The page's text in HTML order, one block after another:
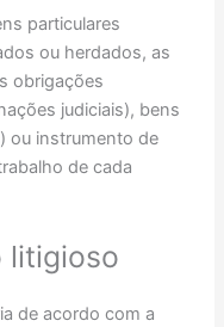
particulares
ou herdados, as
obrigações
judiciais), bens
ou instrumento de
de cada
litigioso
de acordo com a